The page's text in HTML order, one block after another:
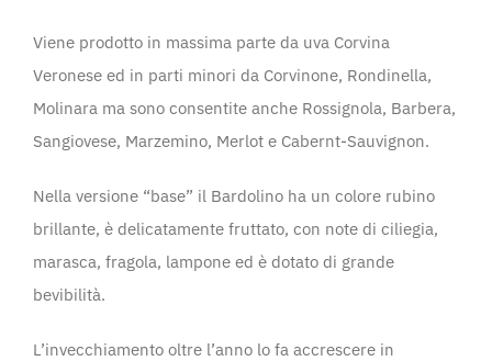
Viene prodotto in massima parte da uva Corvina
Veronese ed in parti minori da Corvinone, Rondinella,
Molinara ma sono consentite anche Rossignola, Barbera,
Sangiovese, Marzemino, Merlot e Cabernt-Sauvignon.
Nella versione “base” il Bardolino ha un colore rubino
brillante, è delicatamente fruttato, con note di ciliegia,
marasca, fragola, lampone ed è dotato di grande
bevibilità.
L’invecchiamento oltre l’anno lo fa accrescere in